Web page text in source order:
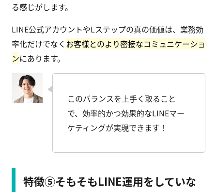
る感じがします。
LINE公式アカウントやLステップの真の価値は、業務効
率化だけでなく お客様とのより密接なコミュニケーショ
ンにあります。
このバランスを上手く取ること
で、効率的かつ効果的なLINEマー
ケティングが実現できます！
特徴⑤そもそもLINE運用をしていな